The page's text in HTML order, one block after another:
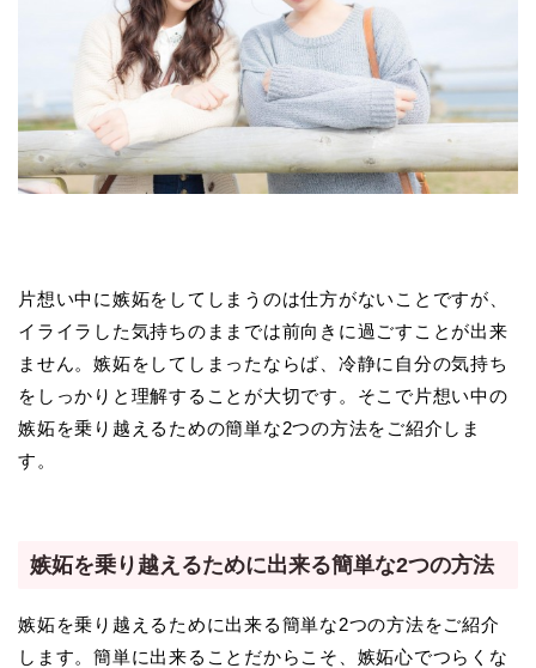
片想い中に嫉妬をしてしまうのは仕方がないことですが、
イライラした気持ちのままでは前向きに過ごすことが出来
ません。嫉妬をしてしまったならば、冷静に自分の気持ち
をしっかりと理解することが大切です。そこで片想い中の
嫉妬を乗り越えるための簡単な2つの方法をご紹介しま
す。
嫉妬を乗り越えるために出来る簡単な2つの方法
嫉妬を乗り越えるために出来る簡単な2つの方法をご紹介
します。簡単に出来ることだからこそ、嫉妬心でつらくな